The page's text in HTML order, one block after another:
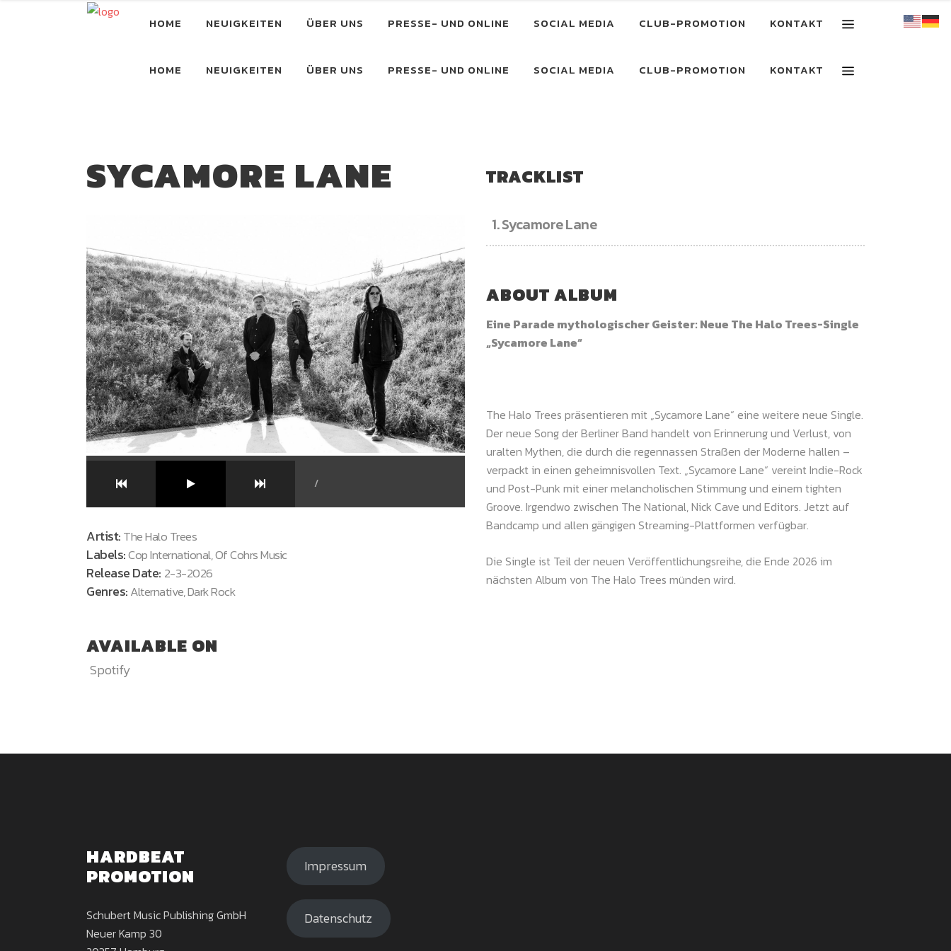
HOME NEUIGKEITEN ÜBER UNS PRESSE- UND ONLINE SOCIAL MEDIA CLUB-PROMOTION KONTAKT
HOME NEUIGKEITEN ÜBER UNS PRESSE- UND ONLINE SOCIAL MEDIA CLUB-PROMOTION KONTAKT
SYCAMORE LANE
/
Artist:The Halo Trees
Labels:Cop International, Of Cohrs Music
Release Date: 2-3-2026
Genres:Alternative, Dark Rock
AVAILABLE ON
Spotify
TRACKLIST
1.Sycamore Lane
ABOUT ALBUM
Eine Parade mythologischer Geister: Neue The Halo Trees-Single
„Sycamore Lane“
The Halo Trees präsentieren mit „Sycamore Lane“ eine weitere neue Single.
Der neue Song der Berliner Band handelt von Erinnerung und Verlust, von
uralten Mythen, die durch die regennassen Straßen der Moderne hallen –
verpackt in einen geheimnisvollen Text. „Sycamore Lane“ vereint Indie-Rock
und Post-Punk mit einer melancholischen Stimmung und einem tighten
Groove. Irgendwo zwischen The National, Nick Cave und Editors. Jetzt auf
Bandcamp und allen gängigen Streaming-Plattformen verfügbar.
Die Single ist Teil der neuen Veröffentlichungsreihe, die Ende 2026 im
nächsten Album von The Halo Trees münden wird.
HARDBEAT
PROMOTION
Schubert Music Publishing GmbH
Neuer Kamp 30
Impressum
Datenschutz